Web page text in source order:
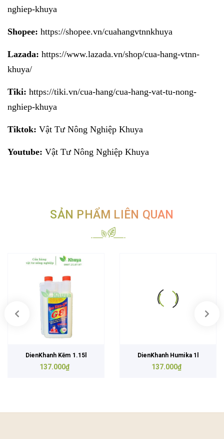
nghiep-khuya
Shopee: https://shopee.vn/cuahangvtnnkhuya
Lazada: https://www.lazada.vn/shop/cua-hang-vtnn-
khuya/
Tiki: https://tiki.vn/cua-hang/cua-hang-vat-tu-nong-
nghiep-khuya
Tiktok: Vật Tư Nông Nghiệp Khuya
Youtube: Vật Tư Nông Nghiệp Khuya
SẢN PHẨM LIÊN QUAN
DienKhanh Kẽm 1.15l
137.000₫
DienKhanh Humika 1l
137.000₫